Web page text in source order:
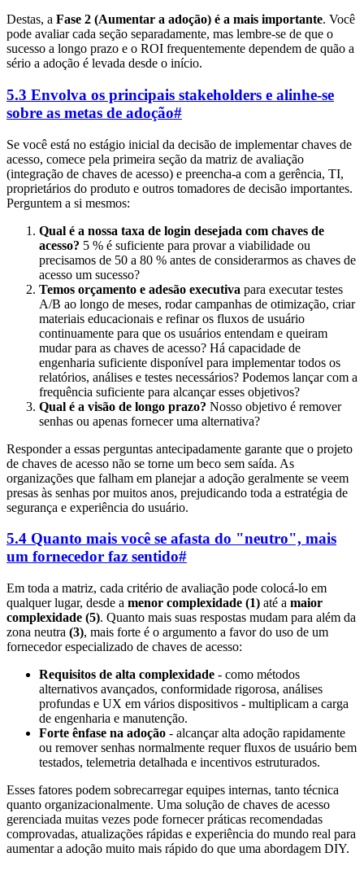
Destas, a Fase 2 (Aumentar a adoção) é a mais importante. Você
pode avaliar cada seção separadamente, mas lembre-se de que o
sucesso a longo prazo e o ROI frequentemente dependem de quão a
sério a adoção é levada desde o início.
5.3 Envolva os principais stakeholders e alinhe-se
sobre as metas de adoção#
Se você está no estágio inicial da decisão de implementar chaves de
acesso, comece pela primeira seção da matriz de avaliação
(integração de chaves de acesso) e preencha-a com a gerência, TI,
proprietários do produto e outros tomadores de decisão importantes.
Perguntem a si mesmos:
Qual é a nossa taxa de login desejada com chaves de
acesso? 5 % é suficiente para provar a viabilidade ou
precisamos de 50 a 80 % antes de considerarmos as chaves de
acesso um sucesso?
Temos orçamento e adesão executiva para executar testes
A/B ao longo de meses, rodar campanhas de otimização, criar
materiais educacionais e refinar os fluxos de usuário
continuamente para que os usuários entendam e queiram
mudar para as chaves de acesso? Há capacidade de
engenharia suficiente disponível para implementar todos os
relatórios, análises e testes necessários? Podemos lançar com a
frequência suficiente para alcançar esses objetivos?
Qual é a visão de longo prazo? Nosso objetivo é remover
senhas ou apenas fornecer uma alternativa?
Responder a essas perguntas antecipadamente garante que o projeto
de chaves de acesso não se torne um beco sem saída. As
organizações que falham em planejar a adoção geralmente se veem
presas às senhas por muitos anos, prejudicando toda a estratégia de
segurança e experiência do usuário.
5.4 Quanto mais você se afasta do "neutro", mais
um fornecedor faz sentido#
Em toda a matriz, cada critério de avaliação pode colocá-lo em
qualquer lugar, desde a menor complexidade (1) até a maior
complexidade (5). Quanto mais suas respostas mudam para além da
zona neutra (3), mais forte é o argumento a favor do uso de um
fornecedor especializado de chaves de acesso:
Requisitos de alta complexidade - como métodos
alternativos avançados, conformidade rigorosa, análises
profundas e UX em vários dispositivos - multiplicam a carga
de engenharia e manutenção.
Forte ênfase na adoção - alcançar alta adoção rapidamente
ou remover senhas normalmente requer fluxos de usuário bem
testados, telemetria detalhada e incentivos estruturados.
Esses fatores podem sobrecarregar equipes internas, tanto técnica
quanto organizacionalmente. Uma solução de chaves de acesso
gerenciada muitas vezes pode fornecer práticas recomendadas
comprovadas, atualizações rápidas e experiência do mundo real para
aumentar a adoção muito mais rápido do que uma abordagem DIY.